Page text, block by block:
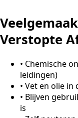
Verstopte
• Chemische
leidingen)
• Vet en olie in
• Blijven
is